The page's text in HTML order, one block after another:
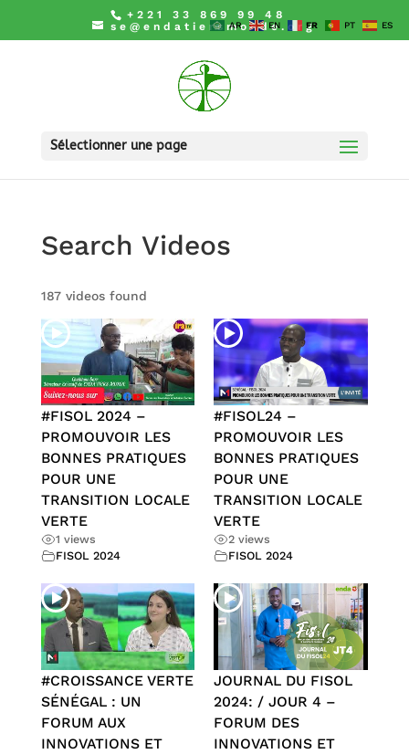
+221 33 869 99 48
se@endatiersmonde.org
Sélectionner une page
Search Videos
187 videos found
#FISOL 2024 –
PROMOUVOIR LES
BONNES PRATIQUES
POUR UNE
TRANSITION LOCALE
VERTE
1 views
FISOL 2024
#FISOL24 –
PROMOUVOIR LES
BONNES PRATIQUES
POUR UNE
TRANSITION LOCALE
VERTE
2 views
FISOL 2024
#CROISSANCE VERTE
SÉNÉGAL : UN
FORUM AUX
INNOVATIONS ET
JOURNAL DU FISOL
2024: / JOUR 4 –
FORUM DES
INNOVATIONS ET
AR EN FR PT ES